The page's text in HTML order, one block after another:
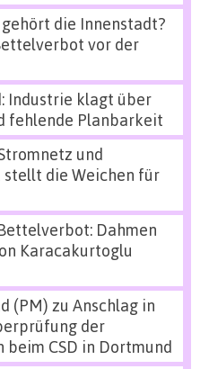
die Innenstadt?
vor der
Industrie klagt über
fehlende Planbarkeit
und
stellt die Weichen für
Dahmen
Karacakurtoglu
(PM) zu Anschlag in
der
CSD in Dortmund